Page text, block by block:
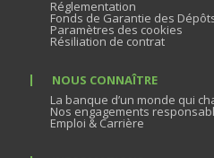
Réglementation
Fonds de Garantie des
Paramètres des cookies
Résiliation de contrat
NOUS CONNAÎTRE
La banque d’un monde qui
Nos engagements
Emploi & Carrière